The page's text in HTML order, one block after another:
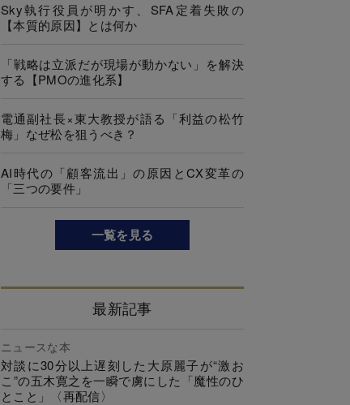
Sky執行役員が明かす、SFA定着失敗の
【本質的原因】とは何か
「戦略は立派だが現場が動かない」を解決
する【PMOの進化系】
電通副社長×東大教授が語る「利益の松竹
梅」なぜ松を狙うべき？
AI時代の「顧客流出」の原因とCX変革の
「三つの要件」
一覧を見る
最新記事
ニュースな本
対談に30分以上遅刻した大原麗子が“激お
こ”の五木寛之を一瞬で虜にした「魔性のひ
とこと」〈再配信〉